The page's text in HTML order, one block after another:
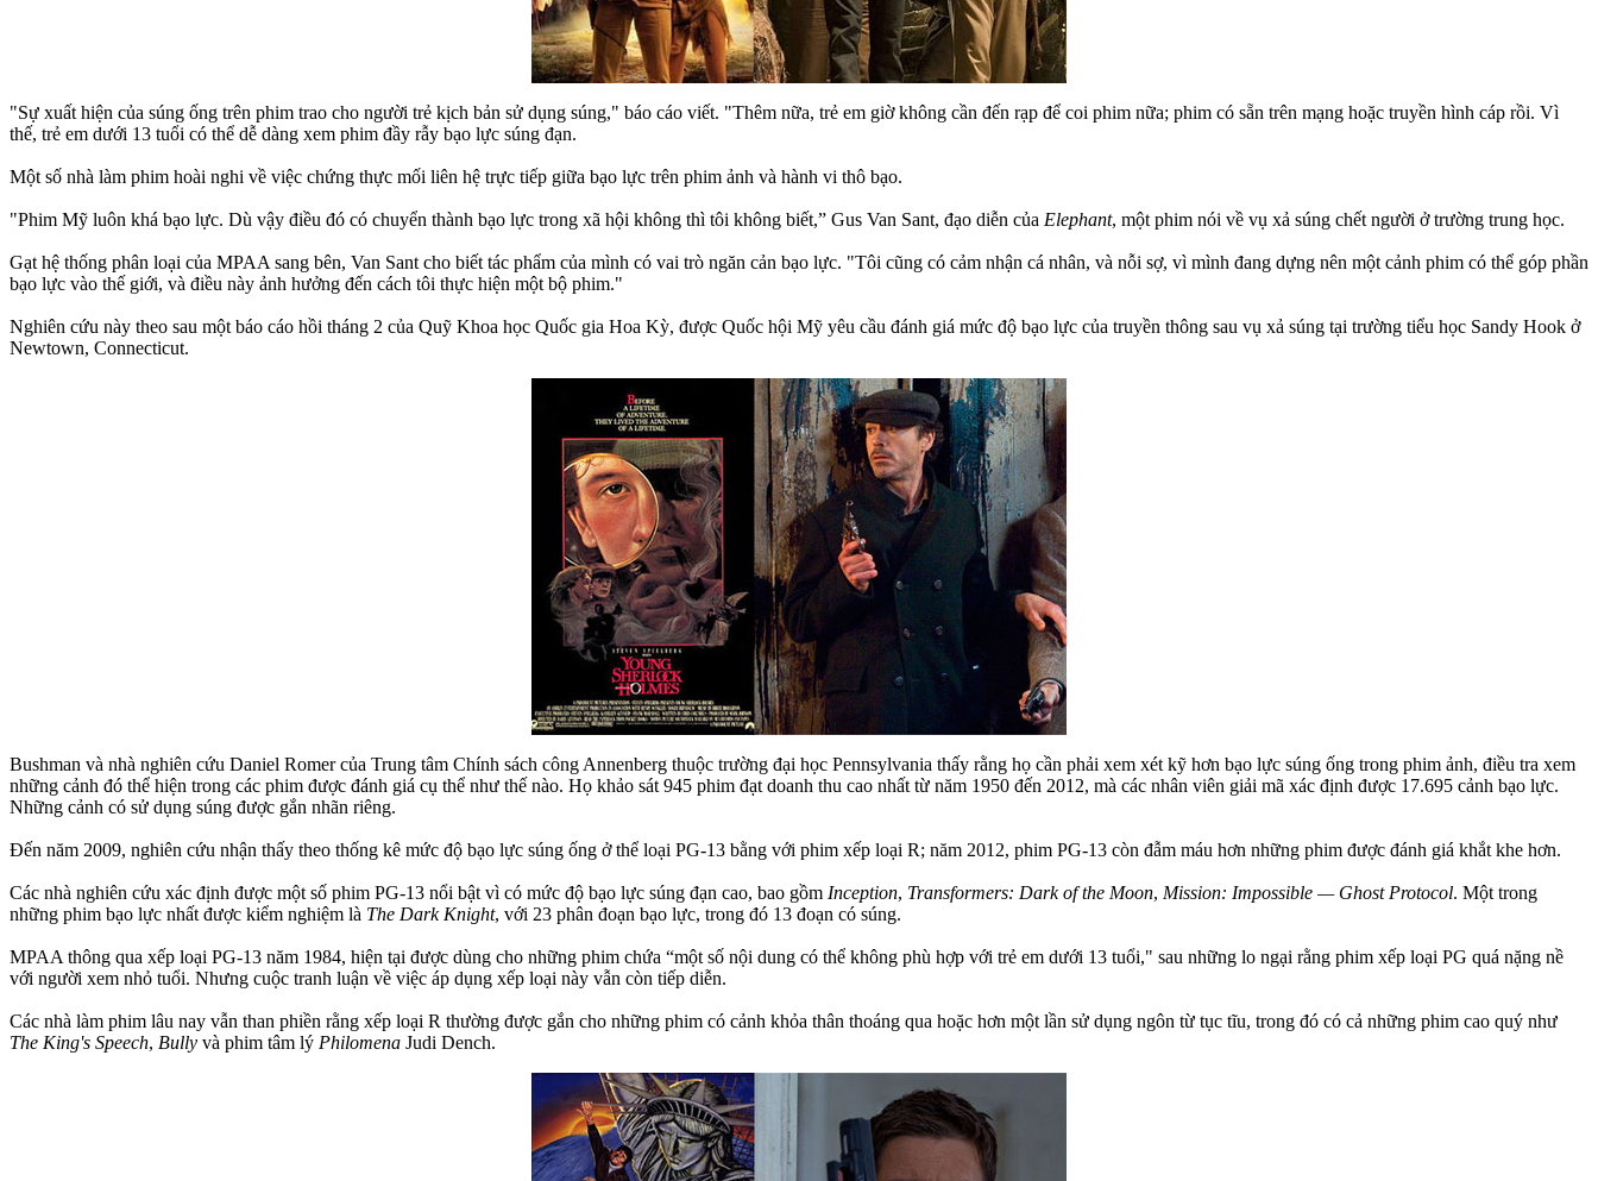
"Sự xuất hiện của súng ống trên phim trao cho người trẻ kịch bản sử dụng súng," báo cáo viết. "Thêm nữa, trẻ em giờ không cần đến rạp để coi phim nữa; phim có sẵn trên mạng hoặc truyền hình cáp rồi. Vì
thế, trẻ em dưới 13 tuổi có thể dễ dàng xem phim đầy rẫy bạo lực súng đạn.
Một số nhà làm phim hoài nghi về việc chứng thực mối liên hệ trực tiếp giữa bạo lực trên phim ảnh và hành vi thô bạo.
"Phim Mỹ luôn khá bạo lực. Dù vậy điều đó có chuyển thành bạo lực trong xã hội không thì tôi không biết,” Gus Van Sant, đạo diễn của Elephant, một phim nói về vụ xả súng chết người ở trường trung học.
Gạt hệ thống phân loại của MPAA sang bên, Van Sant cho biết tác phẩm của mình có vai trò ngăn cản bạo lực. "Tôi cũng có cảm nhận cá nhân, và nỗi sợ, vì mình đang dựng nên một cảnh phim có thể góp phần
bạo lực vào thế giới, và điều này ảnh hưởng đến cách tôi thực hiện một bộ phim."
Nghiên cứu này theo sau một báo cáo hồi tháng 2 của Quỹ Khoa học Quốc gia Hoa Kỳ, được Quốc hội Mỹ yêu cầu đánh giá mức độ bạo lực của truyền thông sau vụ xả súng tại trường tiểu học Sandy Hook ở
Newtown, Connecticut.
Bushman và nhà nghiên cứu Daniel Romer của Trung tâm Chính sách công Annenberg thuộc trường đại học Pennsylvania thấy rằng họ cần phải xem xét kỹ hơn bạo lực súng ống trong phim ảnh, điều tra xem
những cảnh đó thể hiện trong các phim được đánh giá cụ thể như thế nào. Họ khảo sát 945 phim đạt doanh thu cao nhất từ năm 1950 đến 2012, mà các nhân viên giải mã xác định được 17.695 cảnh bạo lực.
Những cảnh có sử dụng súng được gắn nhãn riêng.
Đến năm 2009, nghiên cứu nhận thấy theo thống kê mức độ bạo lực súng ống ở thể loại PG-13 bằng với phim xếp loại R; năm 2012, phim PG-13 còn đẫm máu hơn những phim được đánh giá khắt khe hơn.
Các nhà nghiên cứu xác định được một số phim PG-13 nổi bật vì có mức độ bạo lực súng đạn cao, bao gồm Inception, Transformers: Dark of the Moon, Mission: Impossible — Ghost Protocol. Một trong
những phim bạo lực nhất được kiểm nghiệm là The Dark Knight, với 23 phân đoạn bạo lực, trong đó 13 đoạn có súng.
MPAA thông qua xếp loại PG-13 năm 1984, hiện tại được dùng cho những phim chứa “một số nội dung có thể không phù hợp với trẻ em dưới 13 tuổi," sau những lo ngại rằng phim xếp loại PG quá nặng nề
với người xem nhỏ tuổi. Nhưng cuộc tranh luận về việc áp dụng xếp loại này vẫn còn tiếp diễn.
Các nhà làm phim lâu nay vẫn than phiền rằng xếp loại R thường được gắn cho những phim có cảnh khỏa thân thoáng qua hoặc hơn một lần sử dụng ngôn từ tục tĩu, trong đó có cả những phim cao quý như
The King's Speech, Bully và phim tâm lý Philomena Judi Dench.